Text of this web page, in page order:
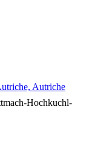
Autriche
Hochkuchl-